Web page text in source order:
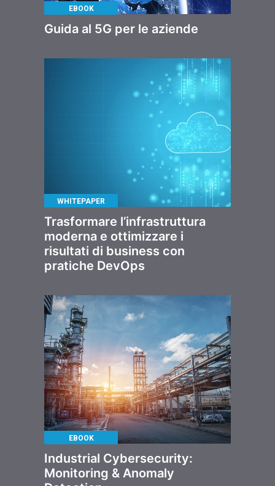
EBOOK
Guida al 5G per le aziende
WHITEPAPER
Trasformare l’infrastruttura
moderna e ottimizzare i
risultati di business con
pratiche DevOps
EBOOK
Industrial Cybersecurity:
Monitoring & Anomaly